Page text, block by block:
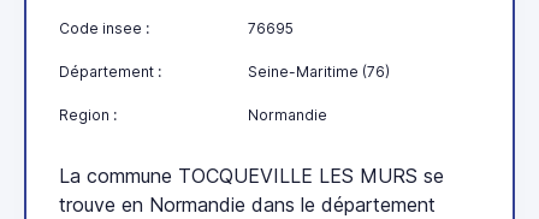
Code insee : 76695
Département : Seine-Maritime (76)
Region : Normandie
La commune TOCQUEVILLE LES MURS se
trouve en Normandie dans le département